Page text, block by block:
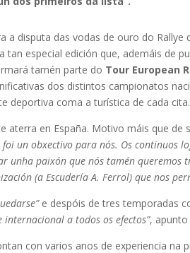
a disputa das vodas de ouro do
tan especial edición que, ademáis de
tamén parte do Tour European
dos distintos campionatos
deportiva coma a turística de cada cita.
aterra en España. Motivo máis que
foi un obxectivo para nós. Os continuos
unha paixón que nós tamén queremos
(a Escudería A. Ferrol) que nos
e despóis de tres temporadas
internacional a todos os efectos”,
con varios anos de experiencia